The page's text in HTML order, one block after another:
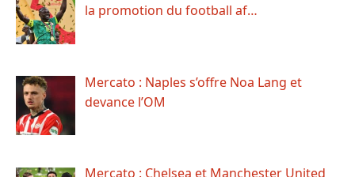
la promotion du football af…
Mercato : Naples s’offre Noa Lang et
devance l’OM
Mercato : Chelsea et Manchester United